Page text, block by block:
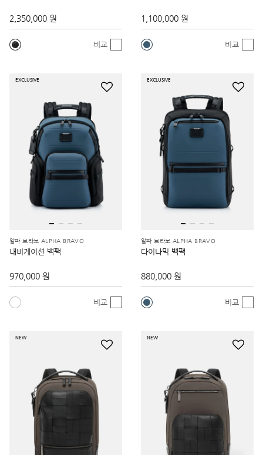
2,350,000 원
비교
1,100,000 원
비교
EXCLUSIVE
알파 브라보 ALPHA BRAVO
내비게이션 백팩
970,000 원
비교
EXCLUSIVE
알파 브라보 ALPHA BRAVO
다이나믹 백팩
880,000 원
비교
NEW NEW